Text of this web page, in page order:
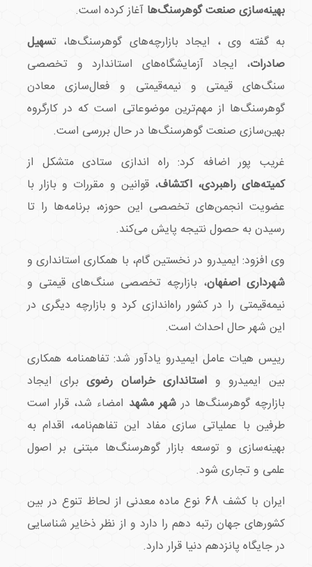
بهینه‌سازی صنعت گوهرسنگ‌ها آغاز کرده است.
به گفته وی ، ایجاد بازارچه‌های گوهرسنگ‌ها، تسهیل
صادرات، ایجاد آزمایشگاه‌های استاندارد و تخصصی
سنگ‌های قیمتی و نیمه‌قیمتی و فعال‌سازی معادن
گوهرسنگ‌ها از مهم‌ترین موضوعاتی است که در کارگروه
بهین‌سازی صنعت گوهرسنگ‌ها در حال بررسی است.
غریب پور اضافه کرد: راه اندازی ستادی متشکل از
کمیته‌های راهبردی، اکتشاف، قوانین و مقررات و بازار با
عضویت انجمن‌های تخصصی این حوزه، برنامه‌ها را تا
رسیدن به حصول نتیجه پایش می‌کند.
وی افزود: ایمیدرو در نخستین گام، با همکاری استانداری و
شهرداری اصفهان، بازارچه تخصصی سنگ‌های قیمتی و
نیمه‌قیمتی را در کشور راه‌اندازی کرد و بازارچه دیگری در
این شهر حال احداث است.
رییس هیات عامل ایمیدرو یادآور شد: تفاهمنامه همکاری
بین ایمیدرو و استانداری خراسان رضویبرای ایجاد
بازارچه گوهرسنگ‌ها درشهر مشهد امضاء شد، قرار است
طرفین با عملیاتی سازی مفاد این تفاهم‌نامه، اقدام به
بهینه‌سازی و توسعه بازار گوهرسنگ‌ها مبتنی بر اصول
علمی و تجاری شود.
ایران با کشف 68 نوع ماده معدنی از لحاظ تنوع در بین
کشورهای جهان رتبه دهم را دارد و از نظر ذخایر شناسایی
در جایگاه پانزدهم دنیا قرار دارد.